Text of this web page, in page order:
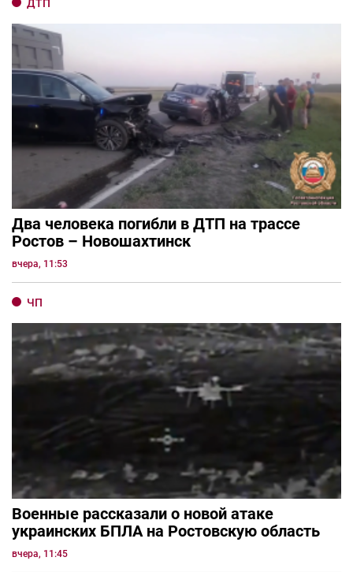
ДТП
Два человека погибли в ДТП на трассе
Ростов – Новошахтинск
вчера, 11:53
ЧП
Военные рассказали о новой атаке
украинских БПЛА на Ростовскую область
вчера, 11:45